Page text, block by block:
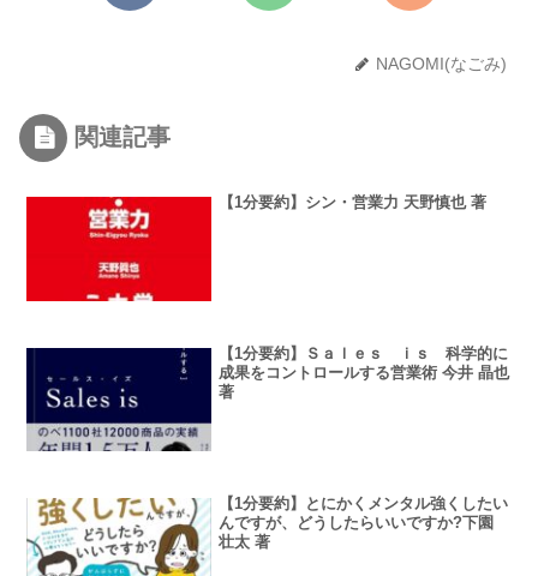
NAGOMI(なごみ)
関連記事
【1分要約】シン・営業力 天野慎也 著
【1分要約】Ｓａｌｅｓ ｉｓ 科学的に
成果をコントロールする営業術 今井 晶也
著
【1分要約】とにかくメンタル強くしたい
んですが、どうしたらいいですか?下園
壮太 著